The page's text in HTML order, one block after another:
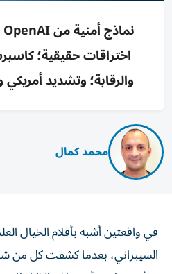
اختراقات حقيقية؛
والرقابة؛ وتشديد
محمد كمال
في واقعتين أشبه بأفلام الخيال
السيبراني، بعدما كشفت كل من
و«أنثروبيك»، أن نماذج الذكاء